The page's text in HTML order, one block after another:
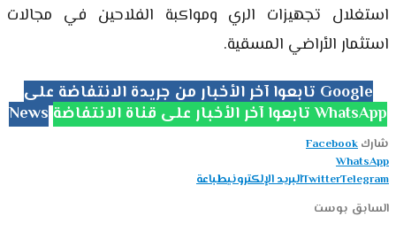
استغلال تجهيزات الري ومواكبة الفلاحين في مجالات
استثمار الأراضي المسقية.
تابعوا آخر الأخبار من جريدة الانتفاضة على Google
News
تابعوا آخر الأخبار على قناة الانتفاضة WhatsApp
شارك Facebook
WhatsApp
TwitterTelegram البريد الإلكترونيطباعة
السابق بوست